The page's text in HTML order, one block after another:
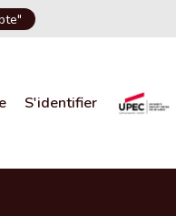
S'identifier